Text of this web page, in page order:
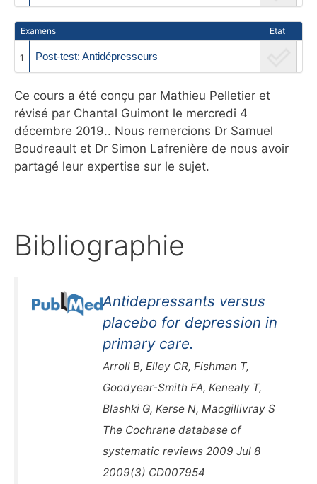
Examens Etat
1 Post-test: Antidépresseurs
Ce cours a été conçu par Mathieu Pelletier et
révisé par Chantal Guimont le mercredi 4
décembre 2019.. Nous remercions Dr Samuel
Boudreault et Dr Simon Lafrenière de nous avoir
partagé leur expertise sur le sujet.
Bibliographie
Antidepressants versus
placebo for depression in
primary care.
Arroll B, Elley CR, Fishman T,
Goodyear-Smith FA, Kenealy T,
Blashki G, Kerse N, Macgillivray S
The Cochrane database of
systematic reviews 2009 Jul 8
2009(3) CD007954